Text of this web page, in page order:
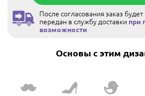
После согласования заказ
передан в службу доставки при
возможности
Основы с этим